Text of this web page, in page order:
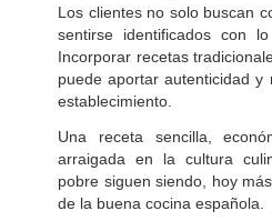
Los clientes no solo buscan
sentirse identificados con
Incorporar recetas
puede aportar autenticidad y
establecimiento.
Una receta sencilla,
arraigada en la cultura
pobre siguen siendo, hoy
de la buena cocina española.